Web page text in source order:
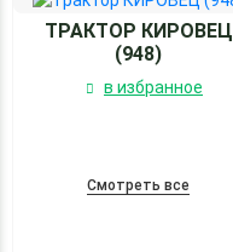
ТРАКТОР КИРОВЕЦ
(948)
в избранное
Смотреть все